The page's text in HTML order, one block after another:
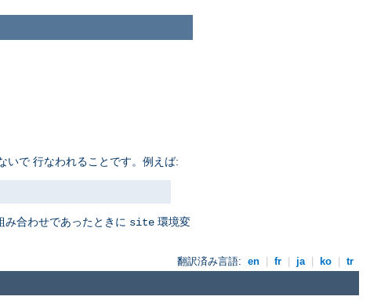
いで 行なわれることです。例えば:
み合わせであったときに site 環境変
翻訳済み言語: en | fr | ja | ko | tr